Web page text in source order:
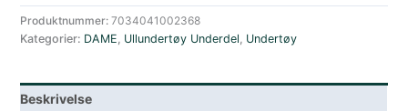
Woman
Jet
antall
Produktnummer:7034041002368
Kategorier: DAME, Ullundertøy Underdel, Undertøy
Beskrivelse